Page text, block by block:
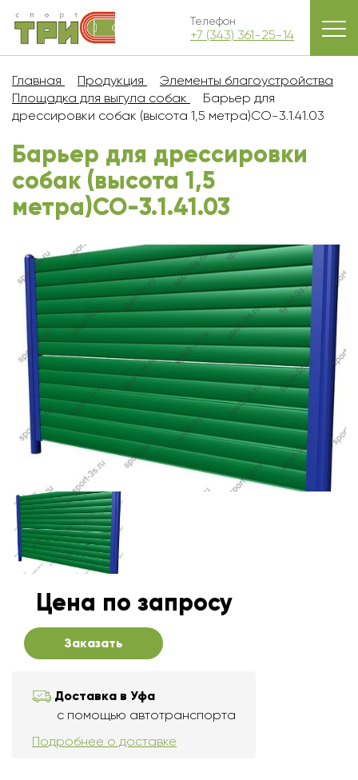
Телефон
+7 (343) 361-25-14
Главная Продукция
Элементы благоустройства
Площадка для выгула собак
Барьер для
дрессировки собак (высота 1,5 метра)СО-3.1.41.03
Барьер для дрессировки
собак (высота 1,5
метра)СО-3.1.41.03
Цена по запросу
Заказать
Доставка в Уфа
с помощью автотранспорта
Подробнее о доставке